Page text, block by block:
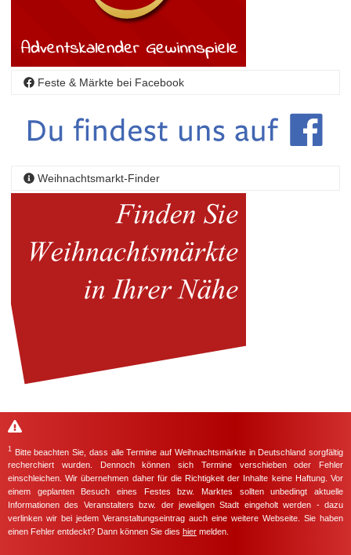
Feste & Märkte bei Facebook
Weihnachtsmarkt-Finder
1
Bitte beachten Sie, dass alle Termine auf Weihnachtsmärkte in Deutschland sorgfältig
recherchiert wurden. Dennoch können sich Termine verschieben oder Fehler
einschleichen. Wir übernehmen daher für die Richtigkeit der Inhalte keine Haftung. Vor
einem geplanten Besuch eines Festes bzw. Marktes sollten unbedingt aktuelle
Informationen des Veranstalters bzw. der jeweiligen Stadt eingeholt werden - dazu
verlinken wir bei jedem Veranstaltungseintrag auch eine weitere Webseite. Sie haben
einen Fehler entdeckt? Dann können Sie dies hier melden.